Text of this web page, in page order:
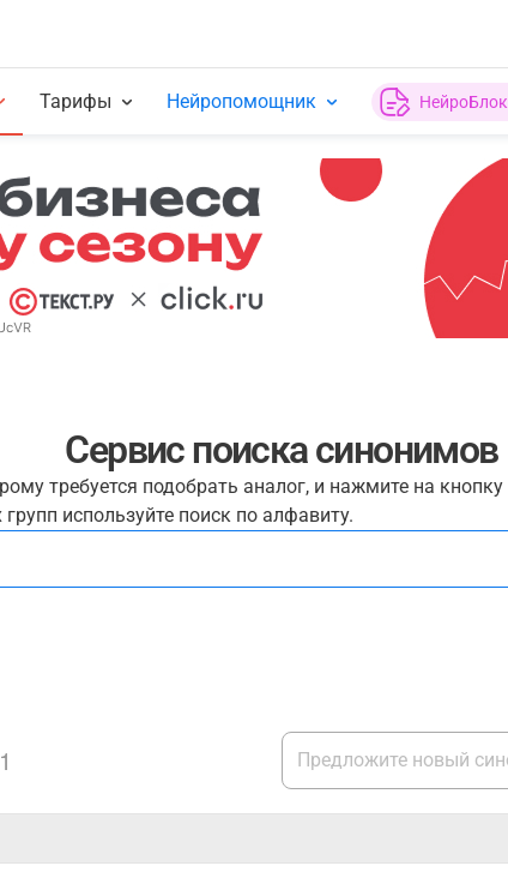
Тарифы Нейропомощник
Сервис поиска синонимов
требуется подобрать аналог, и нажмите на
используйте поиск по алфавиту.